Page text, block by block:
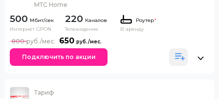
МТС Home
500
Интернет GPON
220 Каналов
Телевидение
Роутер*
В аренду
650
800
Подключить по акции
Тариф